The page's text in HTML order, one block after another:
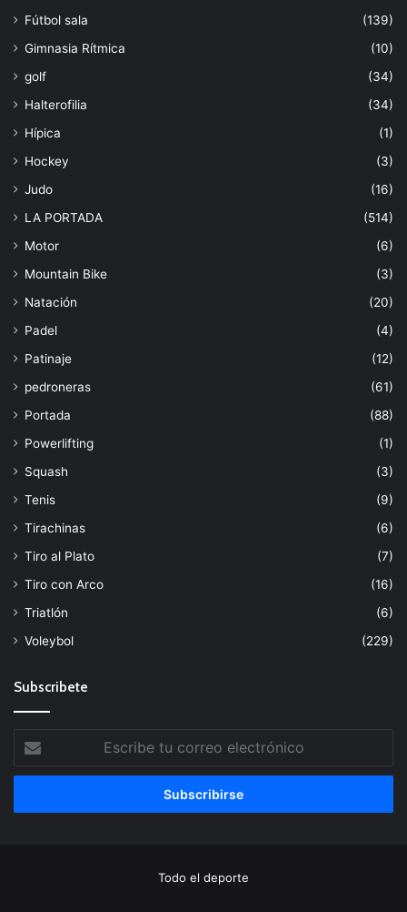
Fútbol sala
(139)
Gimnasia Rítmica
(10)
golf
(34)
Halterofilia
(34)
Hípica
(1)
Hockey
(3)
Judo
(16)
LA PORTADA
(514)
Motor
(6)
Mountain Bike
(3)
Natación
(20)
Padel
(4)
Patinaje
(12)
pedroneras
(61)
Portada
(88)
Powerlifting
(1)
Squash
(3)
Tenis
(9)
Tirachinas
(6)
Tiro al Plato
(7)
Tiro con Arco
(16)
Triatlón
(6)
Voleybol
(229)
Subscribete
tu
correo
Todo el deporte